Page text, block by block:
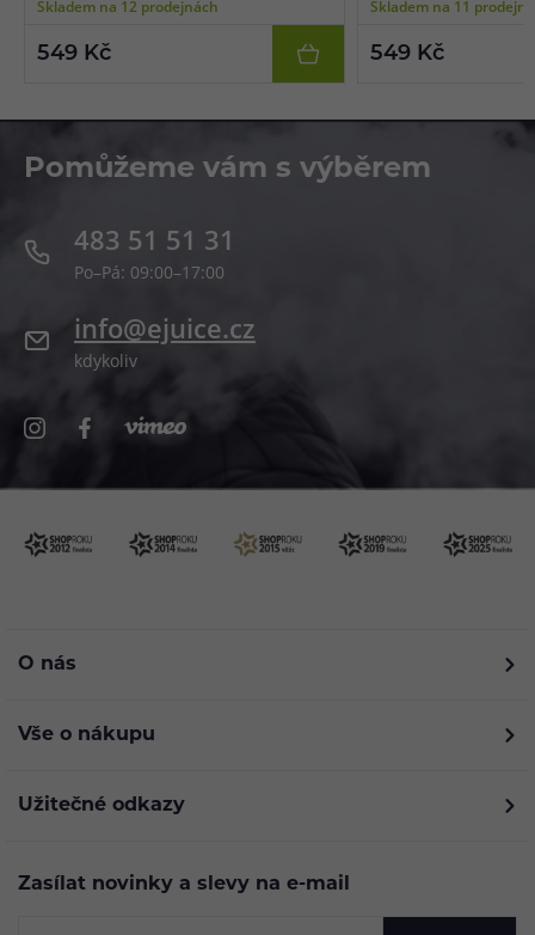
získání té nejlepší chuti. Bázi lze smíchat s
či salt boostery.
Skladem na 12 prodejnách
549 Kč
libovolnou příchutí a
Skladem na 11
549 Kč
Pomůžeme vám s výběrem
483 51 51 31
Po–Pá: 09:00–17:00
info@ejuice.cz
kdykoliv
O nás
Vše o nákupu
Užitečné odkazy
Zasílat novinky a slevy na e-mail